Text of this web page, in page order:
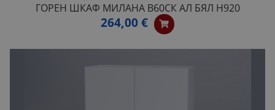
ГОРЕН ШКАФ МИЛАНА B60СК АЛ БЯЛ H920
264,00 €